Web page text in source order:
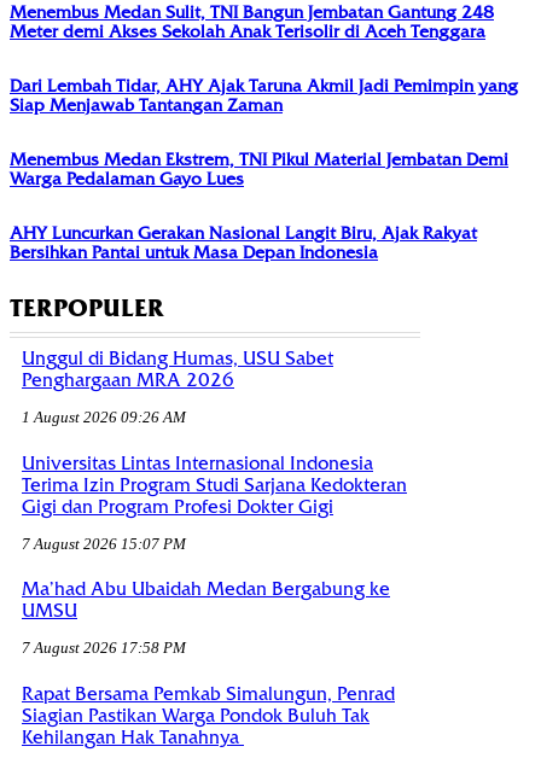
Menembus Medan Sulit, TNI Bangun Jembatan Gantung 248
Meter demi Akses Sekolah Anak Terisolir di Aceh Tenggara
Dari Lembah Tidar, AHY Ajak Taruna Akmil Jadi Pemimpin yang
Siap Menjawab Tantangan Zaman
Menembus Medan Ekstrem, TNI Pikul Material Jembatan Demi
Warga Pedalaman Gayo Lues
AHY Luncurkan Gerakan Nasional Langit Biru, Ajak Rakyat
Bersihkan Pantai untuk Masa Depan Indonesia
TERPOPULER
Unggul di Bidang Humas, USU Sabet
Penghargaan MRA 2026
1 August 2026 09:26 AM
Universitas Lintas Internasional Indonesia
Terima Izin Program Studi Sarjana Kedokteran
Gigi dan Program Profesi Dokter Gigi
7 August 2026 15:07 PM
Ma’had Abu Ubaidah Medan Bergabung ke
UMSU
7 August 2026 17:58 PM
Rapat Bersama Pemkab Simalungun, Penrad
Siagian Pastikan Warga Pondok Buluh Tak
Kehilangan Hak Tanahnya